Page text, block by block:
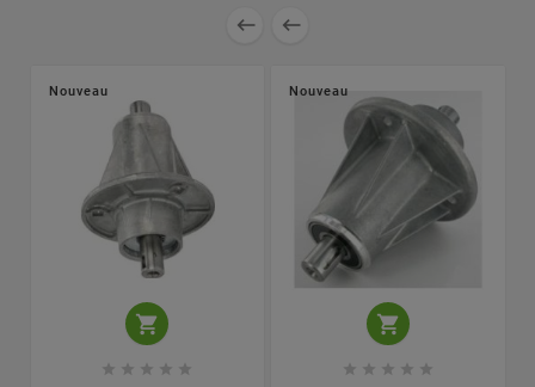
 
Nouveau

    
Nouveau

    